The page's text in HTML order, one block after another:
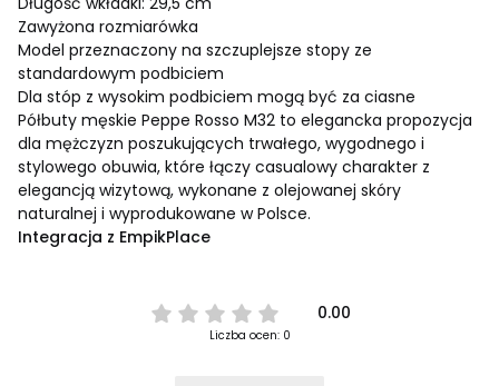
Zawyżona rozmiarówka
Model przeznaczony na szczuplejsze stopy ze
standardowym podbiciem
Dla stóp z wysokim podbiciem mogą być za ciasne
Półbuty męskie Peppe Rosso M32 to elegancka propozycja
dla mężczyzn poszukujących trwałego, wygodnego i
stylowego obuwia, które łączy casualowy charakter z
elegancją wizytową, wykonane z olejowanej skóry
naturalnej i wyprodukowane w Polsce.
Integracja z EmpikPlace
0.00
Liczba ocen: 0